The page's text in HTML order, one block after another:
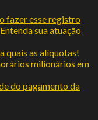
fazer esse registro
sua atuação
quais as alíquotas!
milionários em
do pagamento da